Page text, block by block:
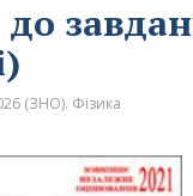
до
(ЗНО). Фізика